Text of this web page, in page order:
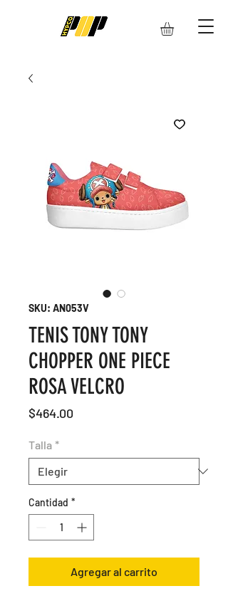
SKU: AN053V
TENIS TONY TONY
CHOPPER ONE PIECE
ROSA VELCRO
$464.00
Talla *
Cantidad *
Agregar al carrito